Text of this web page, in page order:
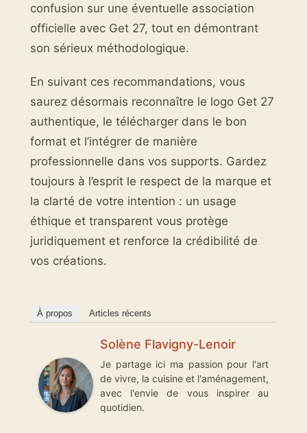
confusion sur une éventuelle association
officielle avec Get 27, tout en démontrant
son sérieux méthodologique.
En suivant ces recommandations, vous
saurez désormais reconnaître le logo Get 27
authentique, le télécharger dans le bon
format et l’intégrer de manière
professionnelle dans vos supports. Gardez
toujours à l’esprit le respect de la marque et
la clarté de votre intention : un usage
éthique et transparent vous protège
juridiquement et renforce la crédibilité de
vos créations.
À propos Articles récents
Solène Flavigny-Lenoir
Je partage ici ma passion pour l'art
de vivre, la cuisine et l'aménagement,
avec l'envie de vous inspirer au
quotidien.